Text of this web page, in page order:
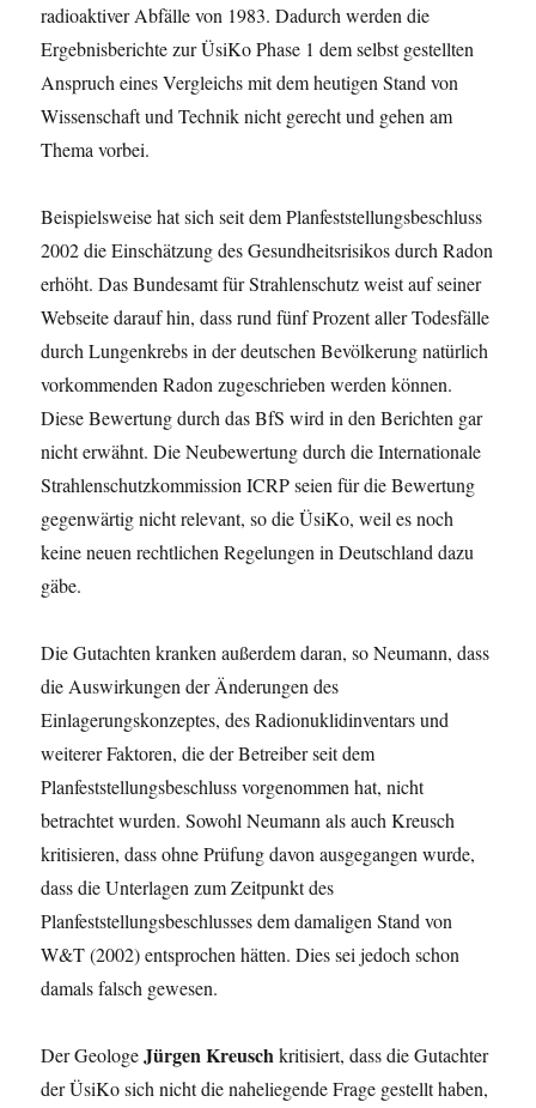
radioaktiver Abfälle von 1983. Dadurch werden die
Ergebnisberichte zur ÜsiKo Phase 1 dem selbst gestellten
Anspruch eines Vergleichs mit dem heutigen Stand von
Wissenschaft und Technik nicht gerecht und gehen am
Thema vorbei.
Beispielsweise hat sich seit dem Planfeststellungsbeschluss
2002 die Einschätzung des Gesundheitsrisikos durch Radon
erhöht. Das Bundesamt für Strahlenschutz weist auf seiner
Webseite darauf hin, dass rund fünf Prozent aller Todesfälle
durch Lungenkrebs in der deutschen Bevölkerung natürlich
vorkommenden Radon zugeschrieben werden können.
Diese Bewertung durch das BfS wird in den Berichten gar
nicht erwähnt. Die Neubewertung durch die Internationale
Strahlenschutzkommission ICRP seien für die Bewertung
gegenwärtig nicht relevant, so die ÜsiKo, weil es noch
keine neuen rechtlichen Regelungen in Deutschland dazu
gäbe.
Die Gutachten kranken außerdem daran, so Neumann, dass
die Auswirkungen der Änderungen des
Einlagerungskonzeptes, des Radionuklidinventars und
weiterer Faktoren, die der Betreiber seit dem
Planfeststellungsbeschluss vorgenommen hat, nicht
betrachtet wurden. Sowohl Neumann als auch Kreusch
kritisieren, dass ohne Prüfung davon ausgegangen wurde,
dass die Unterlagen zum Zeitpunkt des
Planfeststellungsbeschlusses dem damaligen Stand von
W&T (2002) entsprochen hätten. Dies sei jedoch schon
damals falsch gewesen.
Der GeologeJürgen Kreuschkritisiert, dass die Gutachter
der ÜsiKo sich nicht die naheliegende Frage gestellt haben,